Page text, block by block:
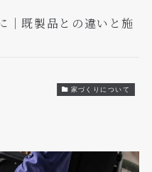
｜既製品との違いと施
家づくりについて